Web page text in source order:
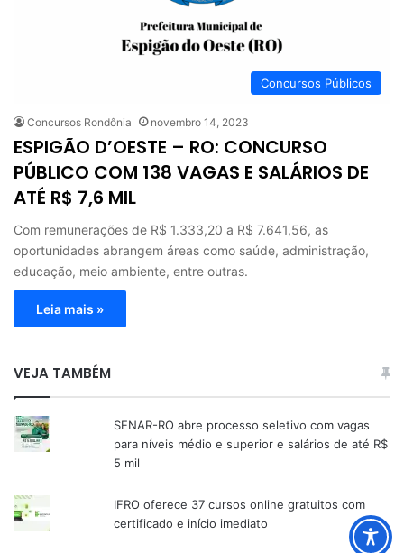
Concursos Públicos
Concursos Rondônia novembro 14, 2023
ESPIGÃO D’OESTE – RO: CONCURSO
PÚBLICO COM 138 VAGAS E SALÁRIOS DE
ATÉ R$ 7,6 MIL
Com remunerações de R$ 1.333,20 a R$ 7.641,56, as
oportunidades abrangem áreas como saúde, administração,
educação, meio ambiente, entre outras.
Leia mais »
VEJA TAMBÉM
SENAR-RO abre processo seletivo com vagas
para níveis médio e superior e salários de até R$
5 mil
IFRO oferece 37 cursos online gratuitos com
certificado e início imediato